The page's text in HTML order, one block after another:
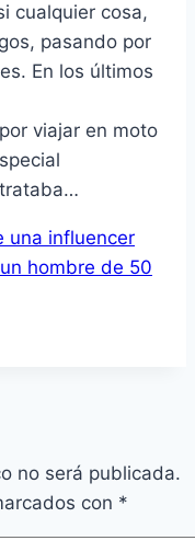
cualquier cosa,
pasando por
En los últimos
viajar en moto
una influencer
hombre de 50
no será publicada.
con *